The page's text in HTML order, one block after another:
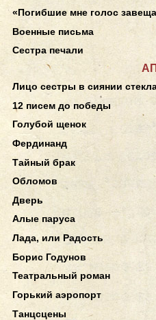
«Погибшие мне голос
Военные письма
Сестра печали
Лицо сестры в сиянии
12 писем до победы
Голубой щенок
Фердинанд
Тайный брак
Обломов
Дверь
Алые паруса
Лада, или Радость
Борис Годунов
Театральный роман
Горький аэропорт
Танцсцены